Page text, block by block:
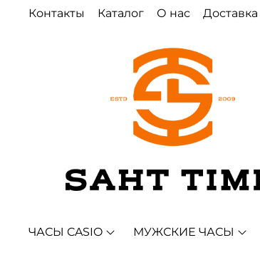
Контакты Каталог О нас Доставка
ЧАСЫ CASIO МУЖСКИЕ ЧАСЫ